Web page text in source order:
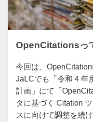
OpenCitationsっ
今回は、
JaLCでも「令和 4 年
計画」にて「
タに基づく Citation
スに向けて調整を続